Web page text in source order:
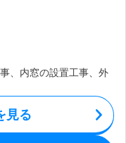
、内窓の設置工事、外
見る